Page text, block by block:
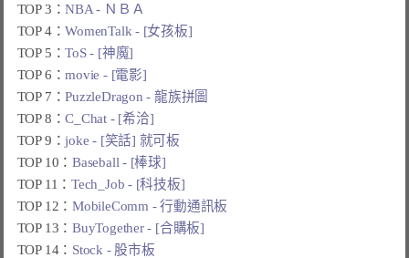
TOP 3：NBA - ＮＢＡ
TOP 4：WomenTalk - [女孩板]
TOP 5：ToS - [神魔]
TOP 6：movie - [電影]
TOP 7：PuzzleDragon - 龍族拼圖
TOP 8：C_Chat - [希洽]
TOP 9：joke - [笑話] 就可板
TOP 10：Baseball - [棒球]
TOP 11：Tech_Job - [科技板]
TOP 12：MobileComm - 行動通訊板
TOP 13：BuyTogether - [合購板]
TOP 14： Stock - 股市板